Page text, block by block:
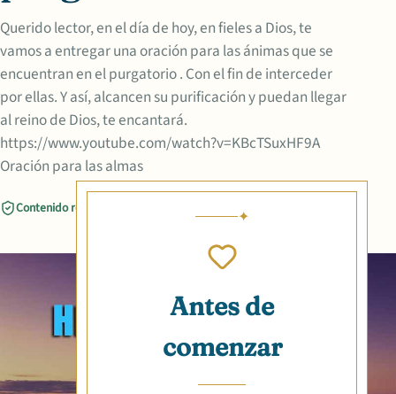
Querido lector, en el día de hoy, en fieles a Dios, te
vamos a entregar una oración para las ánimas que se
encuentran en el purgatorio . Con el fin de interceder
por ellas. Y así, alcancen su purificación y puedan llegar
al reino de Dios, te encantará.
https://www.youtube.com/watch?v=KBcTSuxHF9A
Oración para las almas
Contenido revisado
Antes de
comenzar